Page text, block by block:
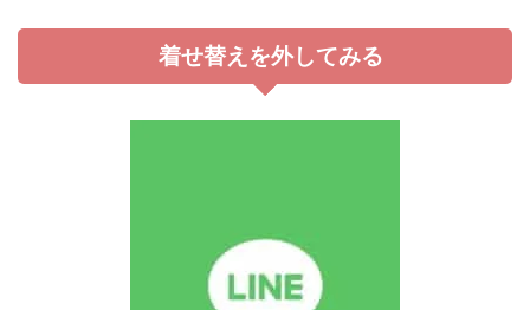
着せ替えを外してみる